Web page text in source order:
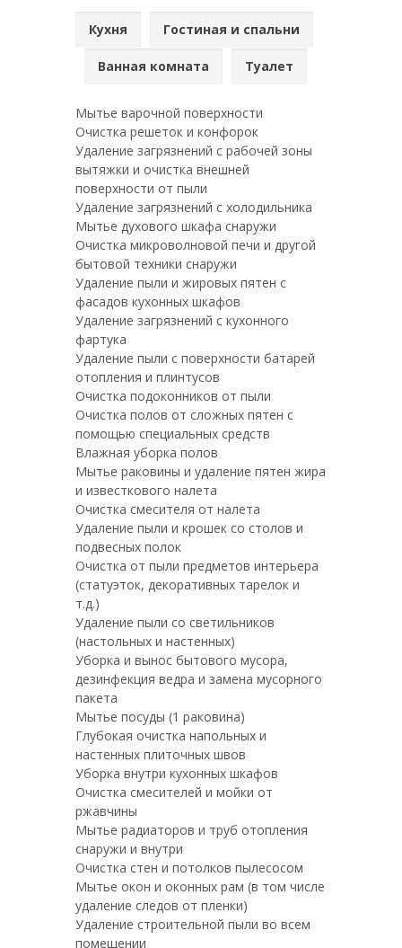
Кухня Гостиная и спальни
Ванная комната Туалет
Мытье варочной поверхности
Очистка решеток и конфорок
Удаление загрязнений с рабочей зоны
вытяжки и очистка внешней
поверхности от пыли
Удаление загрязнений с холодильника
Мытье духового шкафа снаружи
Очистка микроволновой печи и другой
бытовой техники снаружи
Удаление пыли и жировых пятен с
фасадов кухонных шкафов
Удаление загрязнений с кухонного
фартука
Удаление пыли с поверхности батарей
отопления и плинтусов
Очистка подоконников от пыли
Очистка полов от сложных пятен с
помощью специальных средств
Влажная уборка полов
Мытье раковины и удаление пятен жира
и известкового налета
Очистка смесителя от налета
Удаление пыли и крошек со столов и
подвесных полок
Очистка от пыли предметов интерьера
(статуэток, декоративных тарелок и
т.д.)
Удаление пыли со светильников
(настольных и настенных)
Уборка и вынос бытового мусора,
дезинфекция ведра и замена мусорного
пакета
Мытье посуды (1 раковина)
Глубокая очистка напольных и
настенных плиточных швов
Уборка внутри кухонных шкафов
Очистка смесителей и мойки от
ржавчины
Мытье радиаторов и труб отопления
снаружи и внутри
Очистка стен и потолков пылесосом
Мытье окон и оконных рам (в том числе
удаление следов от пленки)
Удаление строительной пыли во всем
помещении